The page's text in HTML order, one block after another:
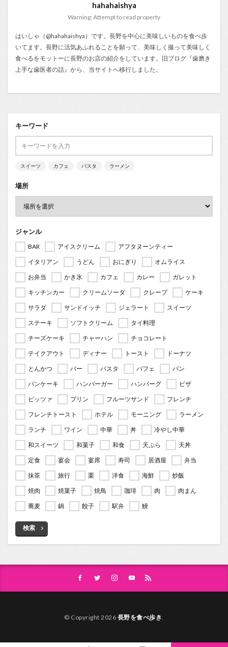
hahahaishya
Warning: Attempt to read property
はいしゃ（@hahahaishya）です。長野を中心に美味しいものを食べ歩
いてます。長野に活気あふれることを願って、美味しく撮って美味しく
食べるをモットーに長野のお店の紹介をしています。旧ブログ『歯磨き
上手な歯医者の話』から、当サイトへ移行しました。
キーワード
スイーツ カフェ パスタ ラーメン
場所
ジャンル
BAR アイスクリーム
アフタヌーンティー
イタリアン
うどん おにぎり
オムライス
お弁当
かき氷 カフェ カレー
ガレット
キッチンカー
クリームソーダ クレープ
ケーキ
サラダ
サンドイッチ ジェラート
スイーツ
ステーキ
ソフトクリーム
タイ料理
チーズケーキ
チャーハン
チョコレート
テイクアウト
ディナー トースト
ドーナツ
とんかつ
バー パスタ パフェ
パン
パンケーキ
ハンバーガー ハンバーグ
ピザ
ピッツァ
プリン フルーツサンド
フレンチ
フレンチトースト
ホテル モーニング
ラーメン
ランチ
ワイン 中華 丼
冷やし中華
和スイーツ
和菓子 和食 天ぷら
天丼
定食
宴会 宴席 寿司 居酒屋
弁当
抹茶
旅行 栗 洋食 海鮮
炒飯
焼肉
焼菓子 焼鳥 珈琲 肉
肉まん
蕎麦
鍋 餃子 駅弁 鰻
検索
© Copyright 2026 長野を食べ歩き.